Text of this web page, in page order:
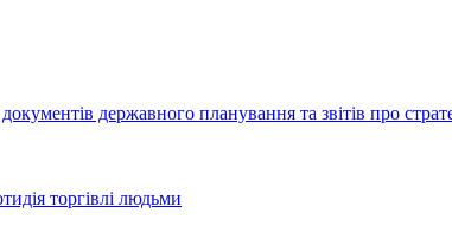
державного планування та звітів про
торгівлі людьми